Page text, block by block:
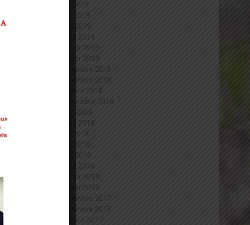
juin 2019
mai 2019
avril 2019
mars 2019
février 2019
janvier 2019
décembre 2018
novembre 2018
octobre 2018
septembre 2018
août 2018
juillet 2018
juin 2018
mai 2018
avril 2018
mars 2018
février 2018
janvier 2018
décembre 2017
novembre 2017
octobre 2017